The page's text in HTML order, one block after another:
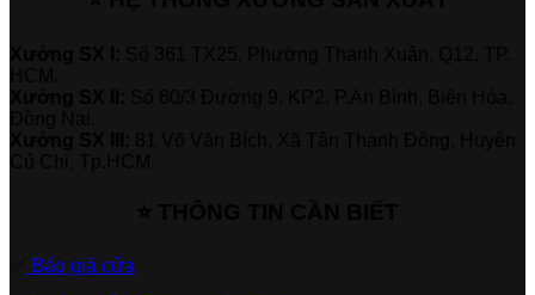
Báo giá cửa